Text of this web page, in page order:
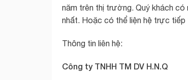
năm trên thị trường. Quý khách
nhất. Hoặc có thể liện hệ trực tiếp
Thông tin liên hệ:
Công ty TNHH TM DV H.N.Q